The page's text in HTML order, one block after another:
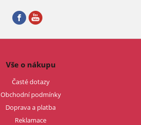
Vše o nákupu
Časté dotazy
Obchodní podmínky
Doprava a platba
Reklamace